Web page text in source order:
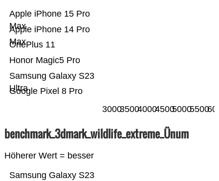
Google Pixel 8 Pro
Samsung Galaxy S23
Ultra
Honor Magic5 Pro
OnePlus 11
Apple iPhone 14 Pro
Max
Apple iPhone 15 Pro
Max
300035004000450050005500
benchmark_3dmark_wildlife_extreme_Ünum
Höherer Wert = besser
Samsung Galaxy S23